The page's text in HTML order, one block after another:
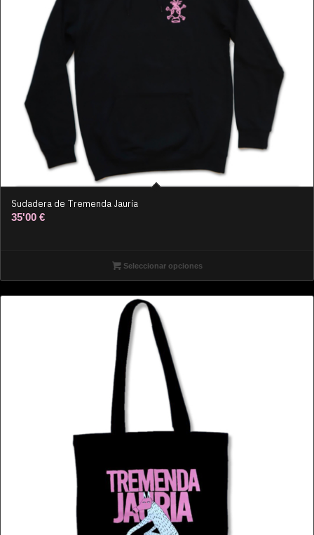
Sudadera de Tremenda Jauría
35'00 €
Seleccionar opciones